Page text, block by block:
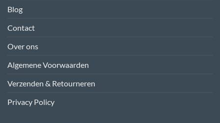
Blog
Contact
Over ons
Algemene Voorwaarden
Verzenden & Retourneren
Privacy Policy